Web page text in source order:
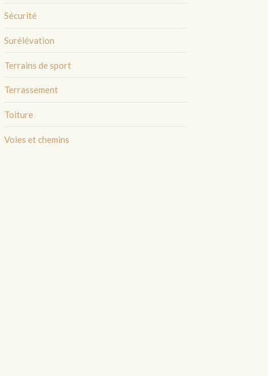
Sécurité
Surélévation
Terrains de sport
Terrassement
Toiture
Voies et chemins